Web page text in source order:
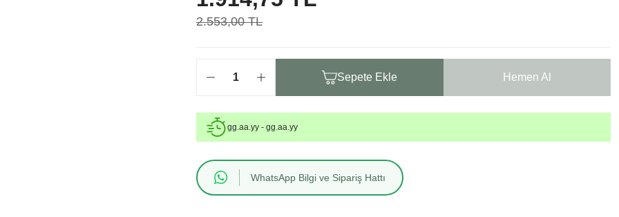
2.553,00 TL
Sepete Ekle Hemen Al
gg.aa.yy - gg.aa.yy
WhatsApp Bilgi ve Sipariş Hattı